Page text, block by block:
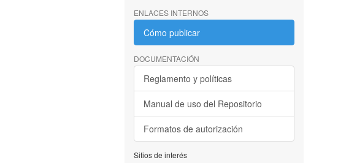
ENLACES INTERNOS
Cómo publicar
DOCUMENTACIÓN
Reglamento y políticas
Manual de uso del Repositorio
Formatos de autorización
Sitios de interés